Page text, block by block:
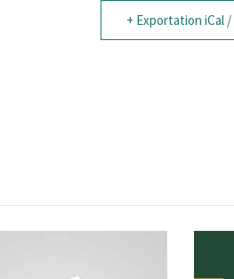
+ Exportation iCal